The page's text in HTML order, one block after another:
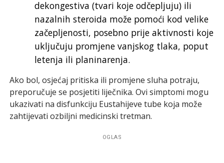
dekongestiva (tvari koje odčepljuju) ili
nazalnih steroida može pomoći kod velike
začepljenosti, posebno prije aktivnosti koje
uključuju promjene vanjskog tlaka, poput
letenja ili planinarenja.
Ako bol, osjećaj pritiska ili promjene sluha potraju,
preporučuje se posjetiti liječnika. Ovi simptomi mogu
ukazivati na disfunkciju Eustahijeve tube koja može
zahtijevati ozbiljni medicinski tretman.
OGLAS